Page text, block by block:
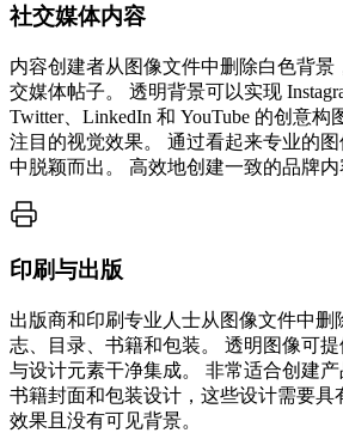
社交媒体内容
内容创建者从图像文件中删除白色背景
交媒体帖子。 透明背景可以实现
Twitter、LinkedIn 和 YouTube 的创意构
注目的视觉效果。 通过看起来专业的图
中脱颖而出。 高效地创建一致的品牌内
印刷与出版
出版商和印刷专业人士从图像文件中删
志、目录、书籍和包装。 透明图像可
与设计元素干净集成。 非常适合创建产
书籍封面和包装设计，这些设计需要具
效果且没有可见背景。